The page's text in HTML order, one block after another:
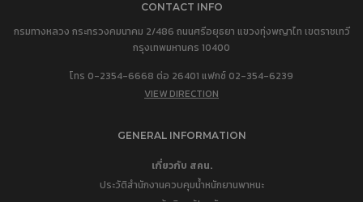
CONTACT INFO
กรมทางหลวง กระทรวงคมนาคม 2/486 ถนนศรีอยุธยา แขวงทุ่งพญาไท เขตราชเทวี
กรุงเทพมหานคร 10400
โทร 0-2354-6668 ต่อ 26401 แฟกซ์ 02-354-6239
VIEW DIRECTION
GENERAL INFORMATION
เกี่ยวกับ สคน.
ประวัติสำนักงานควบคุมน้ำหนักยานพาหนะ